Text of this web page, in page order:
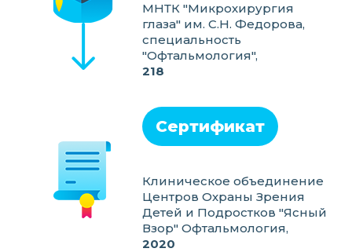
МНТК "Микрохирургия
глаза" им. С.Н. Федорова,
специальность
"Офтальмология",
218
Сертификат
Клиническое объединение
Центров Охраны Зрения
Детей и Подростков "Ясный
Взор" Офтальмология,
2020